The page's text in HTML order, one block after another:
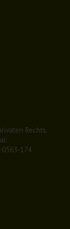
Rechts.
0563-174